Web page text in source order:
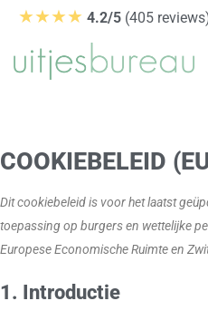
de
★★★★ 4.2/5 (405
COOKIEBELEID
Dit cookiebeleid is voor het laatst
toepassing op burgers en wettelijke
Europese Economische Ruimte en
1. Introductie